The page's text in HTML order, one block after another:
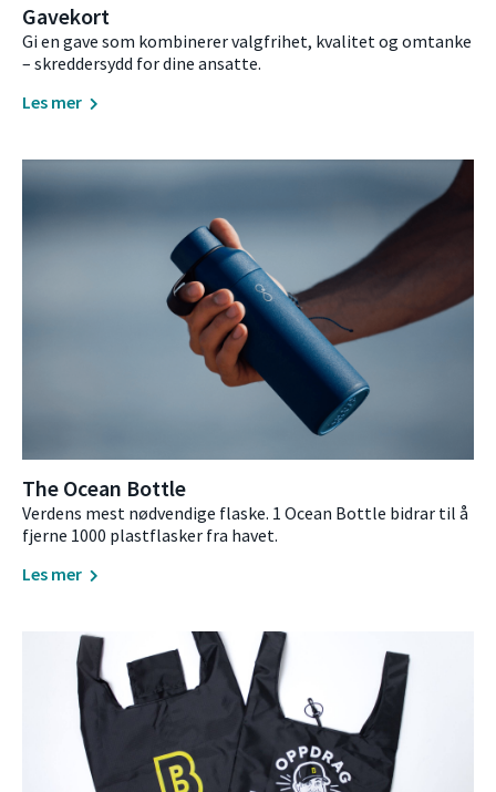
Gavekort
Gi en gave som kombinerer valgfrihet, kvalitet og omtanke
– skreddersydd for dine ansatte.
Les mer
The Ocean Bottle
Verdens mest nødvendige flaske. 1 Ocean Bottle bidrar til å
fjerne 1000 plastflasker fra havet.
Les mer